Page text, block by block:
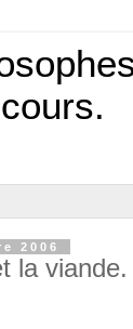
2006
la viande.